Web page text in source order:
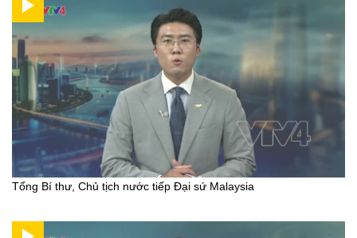
Tổng Bí thư, Chủ tịch nước tiếp Đại sứ Malaysia